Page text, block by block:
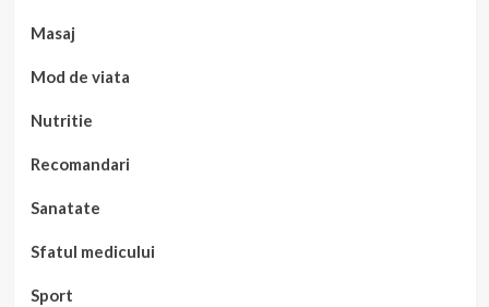
Masaj
Mod de viata
Nutritie
Recomandari
Sanatate
Sfatul medicului
Sport